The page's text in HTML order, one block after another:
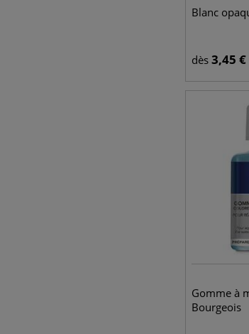
Blanc
dès 3,45 €
Gomme à
Bourgeois